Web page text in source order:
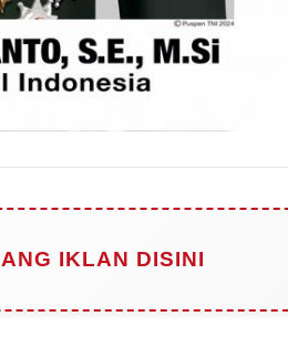
IKLAN DISINI